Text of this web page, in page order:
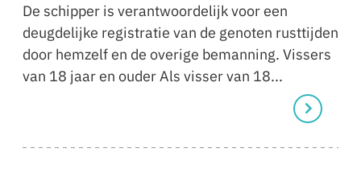
De schipper is verantwoordelijk voor een
deugdelijke registratie van de genoten rusttijden
door hemzelf en de overige bemanning. Vissers
van 18 jaar en ouder Als visser van 18...